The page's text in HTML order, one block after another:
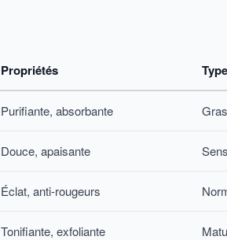
Propriétés
Purifiante, absorbante
Douce, apaisante
Éclat, anti-rougeurs
Tonifiante, exfoliante